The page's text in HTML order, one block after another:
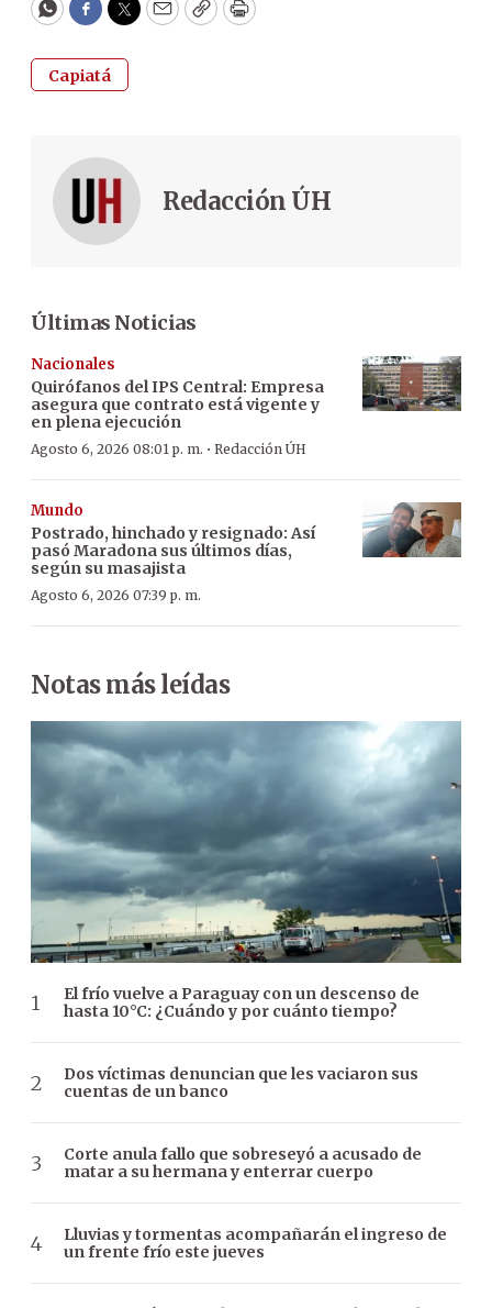
WhatsApp
Facebook
Twitter
EmailCopyPrint
Capiatá
Redacción ÚH
Últimas Noticias
Nacionales
Quirófanos del IPS Central: Empresa
asegura que contrato está vigente y
en plena ejecución
Agosto 6, 2026 08:01 p. m. · Redacción ÚH
Mundo
Postrado, hinchado y resignado: Así
pasó Maradona sus últimos días,
según su masajista
Agosto 6, 2026 07:39 p. m.
Notas más leídas
El frío vuelve a Paraguay con un descenso de
hasta 10°C: ¿Cuándo y por cuánto tiempo?
Dos víctimas denuncian que les vaciaron sus
cuentas de un banco
Corte anula fallo que sobreseyó a acusado de
matar a su hermana y enterrar cuerpo
Lluvias y tormentas acompañarán el ingreso de
un frente frío este jueves